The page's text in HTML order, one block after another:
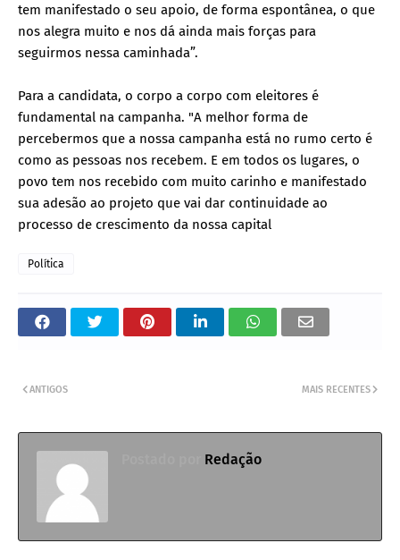
tem manifestado o seu apoio, de forma espontânea, o que
nos alegra muito e nos dá ainda mais forças para
seguirmos nessa caminhada”.
Para a candidata, o corpo a corpo com eleitores é
fundamental na campanha. "A melhor forma de
percebermos que a nossa campanha está no rumo certo é
como as pessoas nos recebem. E em todos os lugares, o
povo tem nos recebido com muito carinho e manifestado
sua adesão ao projeto que vai dar continuidade ao
processo de crescimento da nossa capital
Política
MAIS RECENTES
ANTIGOS
Redação